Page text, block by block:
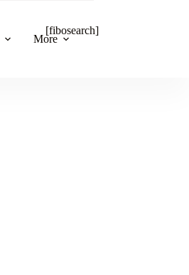
More
[fibosearch]